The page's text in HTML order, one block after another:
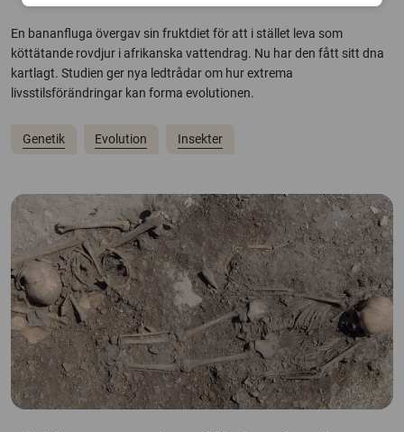
En bananfluga övergav sin fruktdiet för att i stället leva som
köttätande rovdjur i afrikanska vattendrag. Nu har den fått sitt dna
kartlagt. Studien ger nya ledtrådar om hur extrema
livsstilsförändringar kan forma evolutionen.
Genetik Evolution Insekter